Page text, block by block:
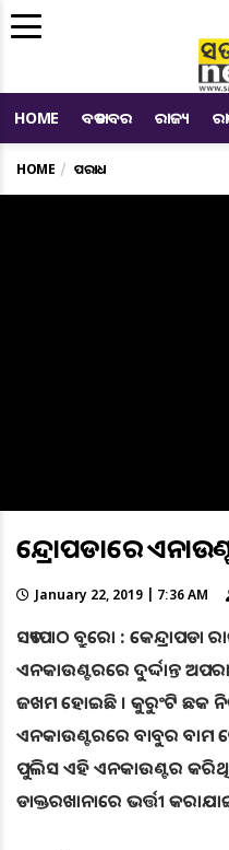
HOME ବଡ ଖବର ରାଜ୍ୟ
HOME ଅପରାଧ
କେନ୍ଦ୍ରାପଡାରେ
January 22, 2019 | 7:36 AM
ସତ୍ୟପାଠ ବ୍ରୁରୋ :
ଏନକାଉଣ୍ଟରରେ ଦୁର୍ଦ୍ଦାନ୍ତ
ଜଖମ ହୋଇଛି । କୁରୁଂଟି ଛକ
ଏନକାଉଣ୍ଟରରେ ବାବୁର ବାମ
ପୁଲିସ ଏହି ଏନକାଉଣ୍ଟର
ଡାକ୍ତରଖାନାରେ ଭର୍ତ୍ତୀ